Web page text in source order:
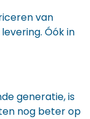
van
Óók in
generatie, is
nog beter op